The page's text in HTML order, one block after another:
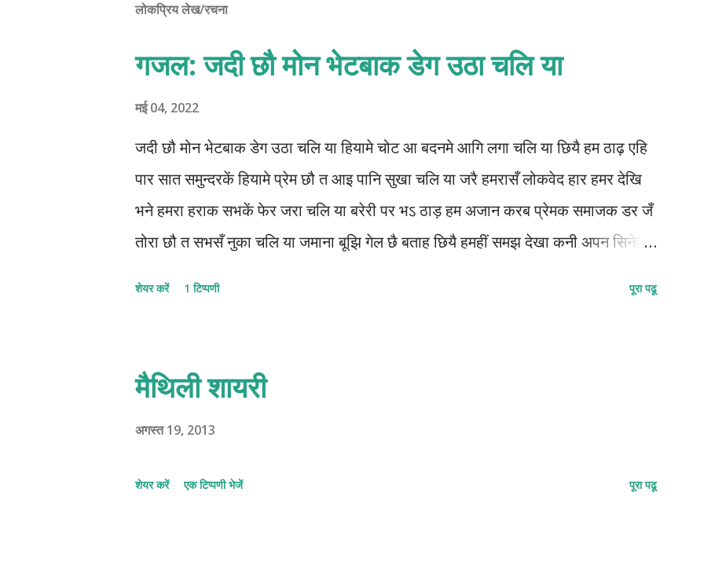
लोकप्रिय लेख/रचना
गजल: जदी छौ मोन भेटबाक डेग उठा चलि या
मई 04, 2022
जदी छौ मोन भेटबाक डेग उठा चलि या हियामे चोट आ बदनमे आगि लगा चलि या छियै हम ठाढ़ एहि
पार सात समुन्दरकें हियामे प्रेम छौ त आइ पानि सुखा चलि या जरै हमरासँ लोकवेद हार हमर देखि
भने हमरा हराक सभकें‌ फेर जरा चलि या बरेरी पर भऽ ठाड़ हम अजान करब प्रेमक समाजक डर जँ
तोरा छौ त सभसँ नुका चलि या जमाना बूझि गेल छै बताह छियै हमहीं समझ देखा कनी अपन सिनेह
शेयर करें 1 टिप्पणी पूरा पढू
मैथिली शायरी
अगस्त 19, 2013
शेयर करें एक टिप्पणी भेजें पूरा पढू